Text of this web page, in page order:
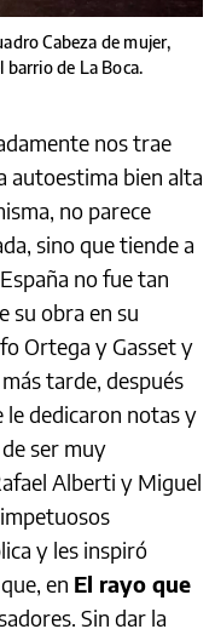
Cabeza de mujer,
barrio de La Boca.
nos trae
autoestima bien alta
no parece
sino que tiende a
no fue tan
su obra en su
Ortega y Gasset y
tarde, después
le dedicaron notas y
ser muy
Alberti y Miguel
y les inspiró
en El rayo que
Sin dar la